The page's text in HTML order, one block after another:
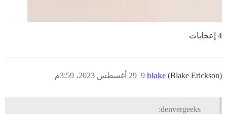
4 إعجابات
blake (Blake Erickson) 29 أغسطس 2023، 3:59م 9
denvergeeks: